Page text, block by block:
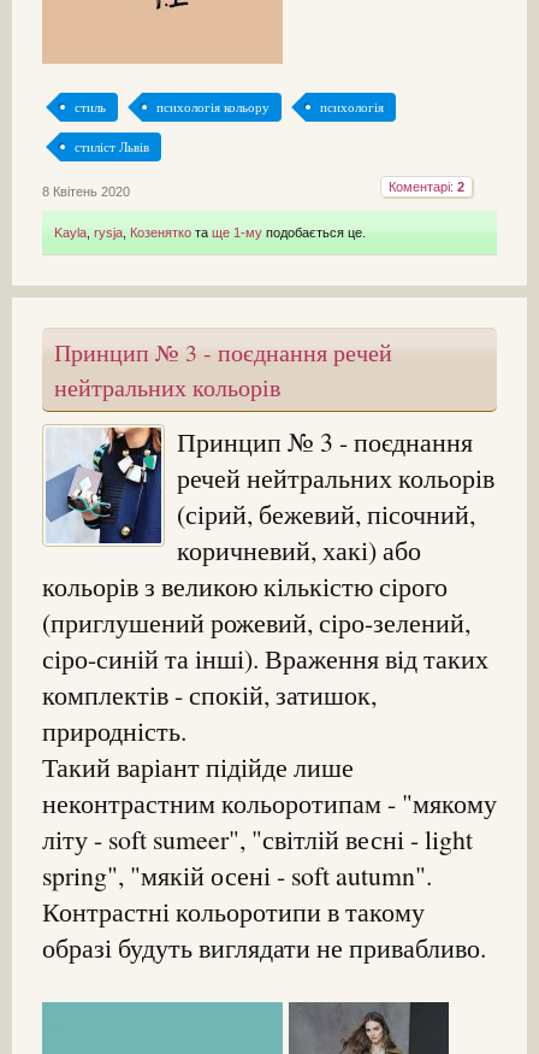
стиль психологія кольору психологія
стиліст Львів
Коментарі: 2
8 Квітень 2020
Kayla rysja Козенятко та ще 1-му подобається це.
Принцип № 3 - поєднання речей
нейтральних кольорів
Принцип № 3 - поєднання
речей нейтральних кольорів
(сірий, бежевий, пісочний,
коричневий, хакі) або
кольорів з великою кількістю сірого
(приглушений рожевий, сіро-зелений,
сіро-синій та інші). Враження від таких
комплектів - спокій, затишок,
природність.
Такий варіант підійде лише
неконтрастним кольоротипам - "мякому
літу - soft sumeer", "світлій весні - light
spring", "мякій осені - soft autumn".
Контрастні кольоротипи в такому
образі будуть виглядати не привабливо.